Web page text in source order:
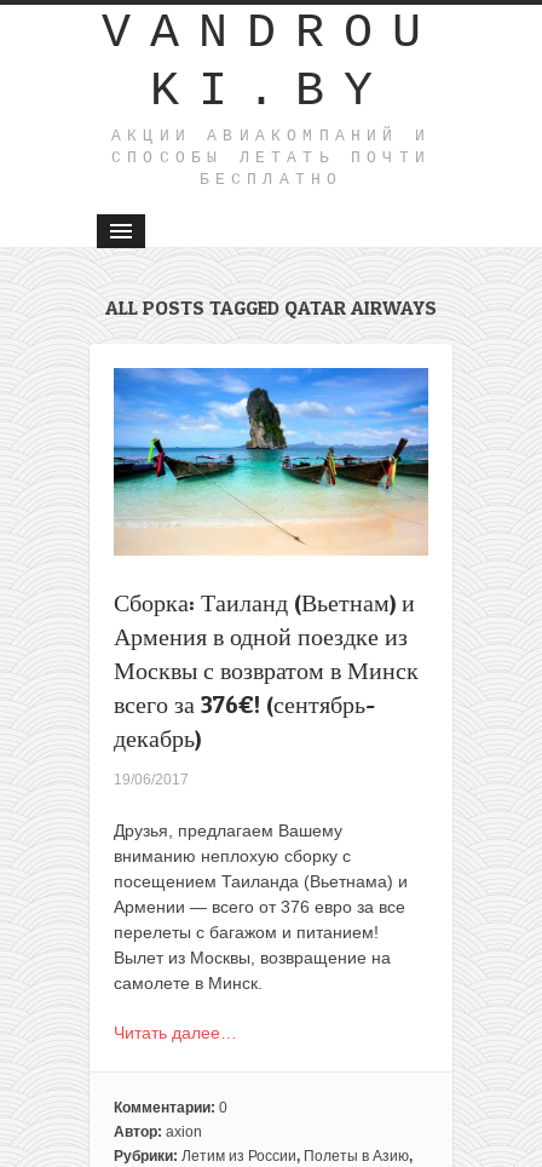
VANDROU
KI.BY
АКЦИИ АВИАКОМПАНИЙ И
СПОСОБЫ ЛЕТАТЬ ПОЧТИ
БЕСПЛАТНО
ALL POSTS TAGGED QATAR AIRWAYS
Сборка: Таиланд (Вьетнам) и
Армения в одной поездке из
Москвы с возвратом в Минск
всего за 376€! (сентябрь-
декабрь)
19/06/2017
Друзья, предлагаем Вашему
вниманию неплохую сборку с
посещением Таиланда (Вьетнама) и
Армении — всего от 376 евро за все
перелеты с багажом и питанием!
Вылет из Москвы, возвращение на
самолете в Минск.
Читать далее…
Комментарии: 0
Автор: axion
Рубрики: Летим из России, Полеты в Азию,